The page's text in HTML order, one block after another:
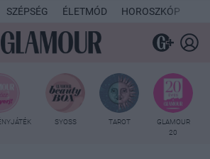
SZÉPSÉG ÉLETMÓD HOROSZKÓP
SYOSS TAROT
GLAMOUR
20